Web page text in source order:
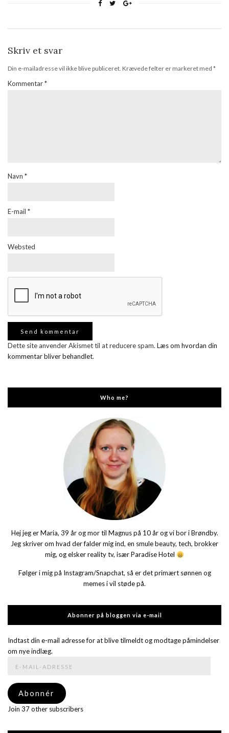
Skriv et svar
Din e-mailadresse vil ikke blive publiceret. Krævede felter er markeret med *
Kommentar*
Navn *
E-mail *
Websted
Dette site anvender Akismet til at reducere spam. Læs om hvordan din
kommentar bliver behandlet.
Who me?
Hej jeg er Maria, 39 år og mor til Magnus på 10 år og vi bor i Brøndby.
Jeg skriver om hvad der falder mig ind, en smule beauty, tech, brokker
mig, og elsker reality tv, især Paradise Hotel
Følger i mig på Instagram/Snapchat, så er det primært sønnen og
memes i vil støde på.
Abonner på bloggen via e-mail
Indtast din e-mail adresse for at blive tilmeldt og modtage påmindelser
om nye indlæg.
adresse
Abonnér
Join 37 other subscribers